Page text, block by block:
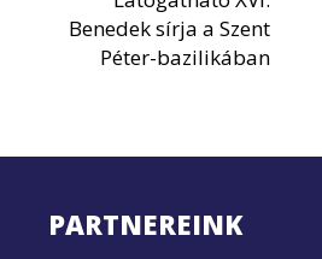
Benedek sírja a Szent
Péter-bazilikában
PARTNEREINK